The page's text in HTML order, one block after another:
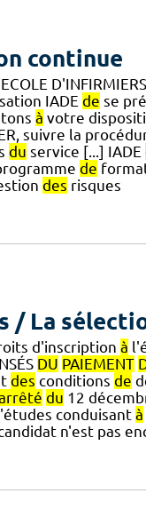
continue
IADE de se
à votre
suivre la
du service [...] IADE
de
des risques
/ La
d'inscription à
DU PAIEMENT
des conditions de
du 12
conduisant à
n'est pas